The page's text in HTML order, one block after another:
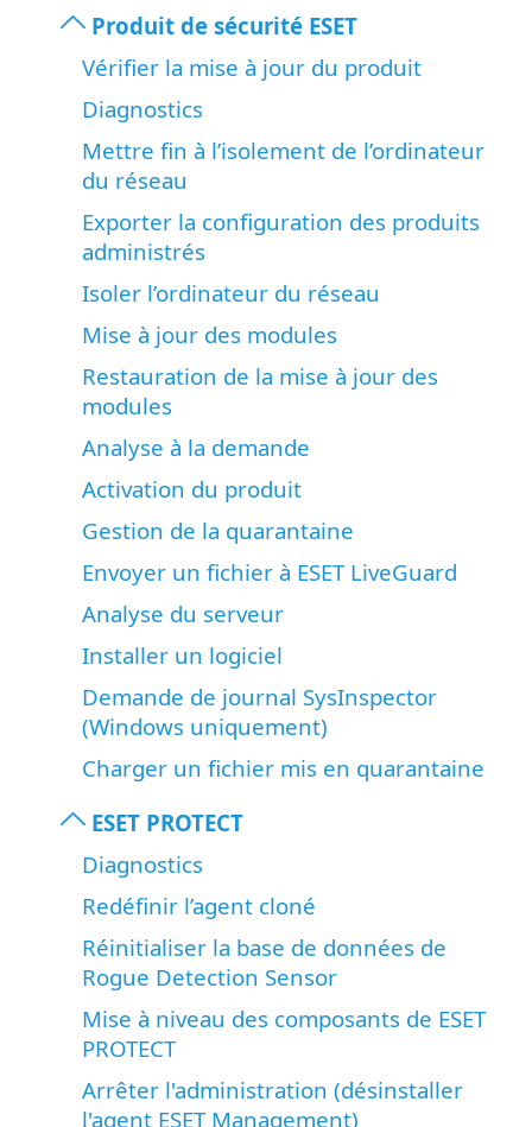
Produit de sécurité ESET
Vérifier la mise à jour du produit
Diagnostics
Mettre fin à l’isolement de l’ordinateur
du réseau
Exporter la configuration des produits
administrés
Isoler l’ordinateur du réseau
Mise à jour des modules
Restauration de la mise à jour des
modules
Analyse à la demande
Activation du produit
Gestion de la quarantaine
Envoyer un fichier à ESET LiveGuard
Analyse du serveur
Installer un logiciel
Demande de journal SysInspector
(Windows uniquement)
Charger un fichier mis en quarantaine
ESET PROTECT
Diagnostics
Redéfinir l’agent cloné
Réinitialiser la base de données de
Rogue Detection Sensor
Mise à niveau des composants de ESET
PROTECT
Arrêter l'administration (désinstaller
l'agent ESET Management)